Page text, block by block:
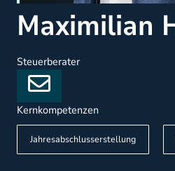
Maximilian
Steuerberater
Kernkompetenzen
Jahresabschlusserstellung